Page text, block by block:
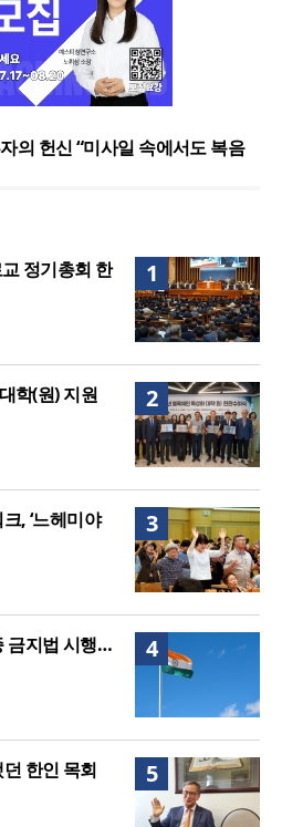
의 양식 63] 말씀은 같은데 왜 열
의 헌신 “미사일 속에서도 복음
양식 63] 말씀은 같은데 왜 열
억류됐던 한인 목회자 석방돼
1
정기총회 한
2
학(원) 지원
3
, ‘느헤미야
4
금지법 시행…
5
한인 목회